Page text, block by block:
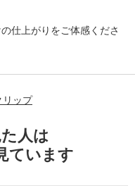
仕上がりをご体感くださ
リップ
人は
ています